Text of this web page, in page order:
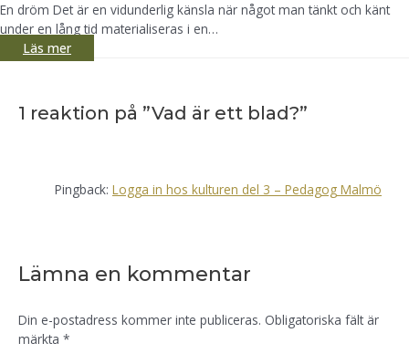
En dröm Det är en vidunderlig känsla när något man tänkt och känt
under en lång tid materialiseras i en…
Läs mer
1 reaktion på ”Vad är ett blad?”
Pingback: Logga in hos kulturen del 3 – Pedagog Malmö
Lämna en kommentar
Din e-postadress kommer inte publiceras. Obligatoriska fält är
märkta *